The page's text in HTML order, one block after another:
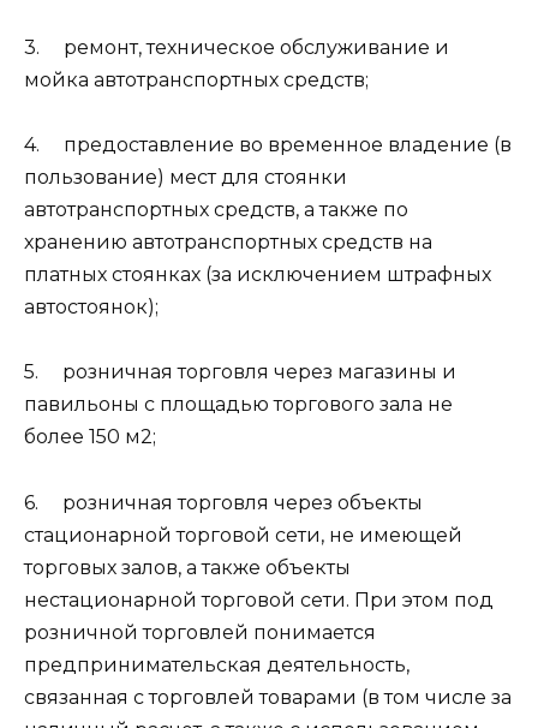
3. ремонт, техническое обслуживание и
мойка автотранспортных средств;
4. предоставление во временное владение (в
пользование) мест для стоянки
автотранспортных средств, а также по
хранению автотранспортных средств на
платных стоянках (за исключением штрафных
автостоянок);
5. розничная торговля через магазины и
павильоны с площадью торгового зала не
более 150 м2;
6. розничная торговля через объекты
стационарной торговой сети, не имеющей
торговых залов, а также объекты
нестационарной торговой сети. При этом под
розничной торговлей понимается
предпринимательская деятельность,
связанная с торговлей товарами (в том числе за